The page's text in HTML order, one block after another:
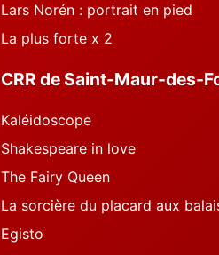
Lars Norén : portrait en pied
La plus forte x 2
CRR de Saint-Maur-des-
Kaléidoscope
Shakespeare in love
The Fairy Queen
La sorcière du placard aux
Egisto